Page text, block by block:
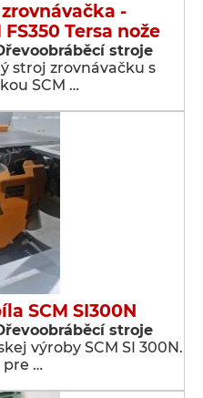
-
Tersa nože
stroje
stroj zrovnávačku s
SCM …
SCM SI300N
stroje
výroby SCM SI 300N.
pre …